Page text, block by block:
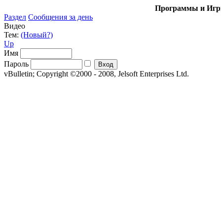
Программы и
Раздел Сообщения за день
Видео
Тем: (Новый?)
Up
Имя
Пароль
vBulletin; Copyright ©2000 - 2008, Jelsoft Enterprises Ltd.